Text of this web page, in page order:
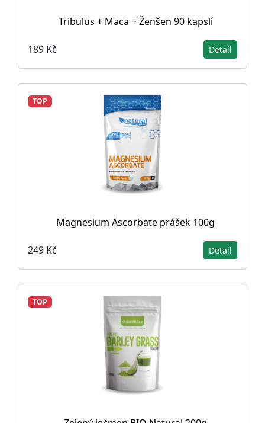
Tribulus + Maca + Ženšen 90 kapslí
189 Kč Detail
TOP
Magnesium Ascorbate prášek 100g
249 Kč Detail
TOP